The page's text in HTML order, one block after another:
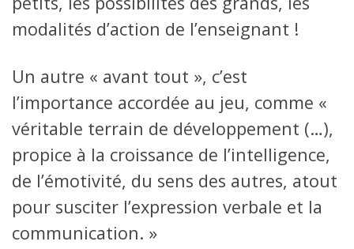
modalités d’action de l’enseignant !
Un autre « avant tout », c’est
l’importance accordée au jeu, comme «
véritable terrain de développement (…),
propice à la croissance de l’intelligence,
de l’émotivité, du sens des autres, atout
pour susciter l’expression verbale et la
communication. »